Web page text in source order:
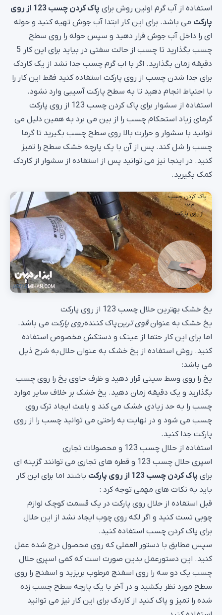
استفاده از آب گرم اولین روش برای
پاک کردن چسب 123 از روی
پارکت می باشد. برای این کار ابتدا آب جوش تهیه کنید و حوله
ای را داخل آب جوش قرار دهید و سپس حوله را روی سطح
چسب بگذارید تا چسب از حالت سفتی در بیاید برای این کار 5
دقیقه زمان بگذارید. اگر با اب گرم چسب جدا نشد از یک کاردک
برای جدا شدن چسب از روی پارکت استفاده کنید فقط این کار را
با احتیاط انجام دهید تا به سطح پارکت آسیبی وارد نشود.
استفاده از سشوار برای پاک کردن چسب 123 از روی پارکت
گرمای زیاد استحکام چسب را از بین می برد به همین دلیل می
توانید با سشوار و حرارت بالا روی سطح چسب بگیرید تا گرما
چسب را شل کند. پس از آن با یک پارچه خشک سطح را تمیز
کنید. در اینجا نیز می توانید پس از استفاده از سشوار از کاردک
کمک بگیرید.
یخ خشک بهترین حلال چسب 123 از روی پارکت
یخ خشک به عنوانقوی ترینپاک کنندهروی پارکت می باشد.
اما برای این کار حتما از عینک و دستکش مخصوص استفاده
کنید. روش استفاده از یخ خشک به عنوان حلال به شرح ذیل
می باشد:
یخ را روی وسط سینی قرار دهید و ظرف حاوی یخ را روی چسب
بگذارید و یک دقیقه زمان دهید. یخ خشک بر خلاف سایر موارد
چسب را به حد زیادی خشک می کند و باعث ایجاد ترک روی
چسب می شود و در نهایت به راحتی می توانید چسب را از روی
پارکت جدا کنید.
استفاده از حلال چسب 123 و محصولات تجاری
اسپری حلال چسب 123 و قطره های تجاری می توانند گزینه ای
برای پاک کردن چسب 123 از روی پارکت
باشند اما برای این کار
باید به نکات های مهمی توجه کرد :
قبل استفاده از حلال روی پارکت در یک قسمت کوچک لوازم
چوبی تست کنید و اگر لکه روی چوب ایجاد نشد از این حلال
برای پاک کردن چسب استفاده کنید.
سپس مطابق با دستور العملی که روی محصول درج شده عمل
کنید. این دستورعمل بدین صورت است که کمی اسپری حلال
چسب یک دو سه را روی اسفنج مرطوب بریزید و اسفنج را روی
سطح مورد نظر بکشید و در آخر با یک پارچه سطح چسب زده
شده را تمیز و پاک کنید از کاردک برای این کار نیز می توانید